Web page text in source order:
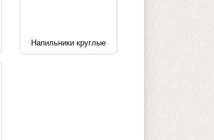
Напильники круглые